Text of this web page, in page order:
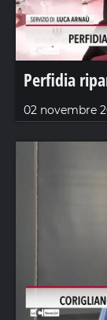
Perfidia
02 novembre